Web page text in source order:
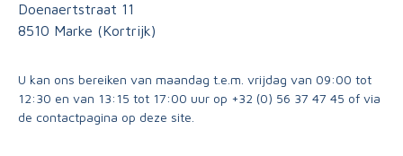
Doenaertstraat 11
8510 Marke (Kortrijk)
U kan ons bereiken van maandag t.e.m. vrijdag van 09:00 tot
12:30 en van 13:15 tot 17:00 uur op +32 (0) 56 37 47 45 of via
de contactpagina op deze site.